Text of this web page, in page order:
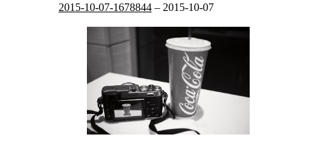
2015-10-07-1678844– 2015-10-07